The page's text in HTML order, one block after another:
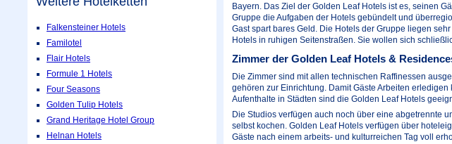
Bayern. Das Ziel der Golden Leaf Hotels ist es, seinen
Gruppe die Aufgaben der Hotels gebündelt und
Gast spart bares Geld. Die Hotels der Gruppe liegen
Hotels in ruhigen Seitenstraßen. Sie wollen sich
Zimmer der Golden Leaf Hotels &
Die Zimmer sind mit allen technischen Raffinessen
gehören zur Einrichtung. Damit Gäste Arbeiten
Aufenthalte in Städten sind die Golden Leaf Hotels
Die Studios verfügen auch noch über eine abgetrennte
selbst kochen. Golden Leaf Hotels verfügen über
Gäste nach einem arbeits- und kulturreichen Tag voll
Falkensteiner Hotels
Familotel
Flair Hotels
Formule 1 Hotels
Four Seasons
Golden Tulip Hotels
Grand Heritage Hotel Group
Helnan Hotels